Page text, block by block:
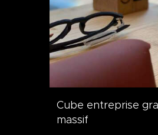
Cube entreprise
massif